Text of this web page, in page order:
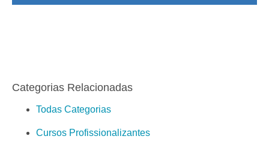
Categorias Relacionadas
Todas Categorias
Cursos Profissionalizantes